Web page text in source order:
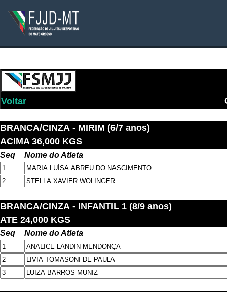
Voltar
BRANCA/CINZA - MIRIM (6/7 anos)
ACIMA 36,000 KGS
Seq Nome do Atleta
BRANCA/CINZA - INFANTIL 1 (8/9 anos)
ATE 24,000 KGS
Seq Nome do Atleta